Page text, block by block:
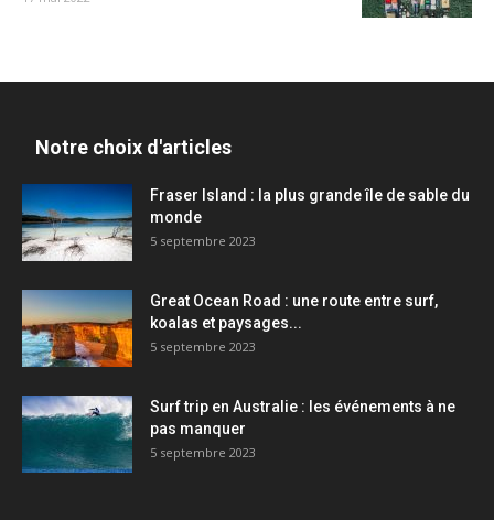
Notre choix d'articles
Fraser Island : la plus grande île de sable du
monde
5 septembre 2023
Great Ocean Road : une route entre surf,
koalas et paysages...
5 septembre 2023
Surf trip en Australie : les événements à ne
pas manquer
5 septembre 2023